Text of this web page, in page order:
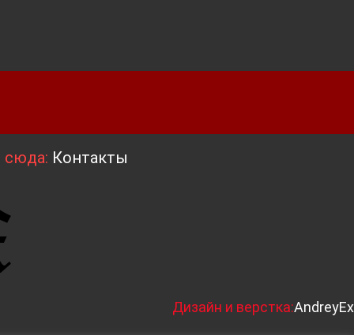
сюда: Контакты
Дизайн и верстка:AndreyEx